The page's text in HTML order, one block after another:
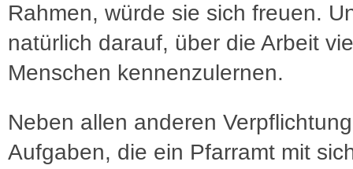
Rahmen, würde sie sich freuen.
natürlich darauf, über die Arbeit
Menschen kennenzulernen.
Neben allen anderen
Aufgaben, die ein Pfarramt mit